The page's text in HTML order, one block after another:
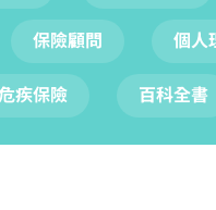
保險顧問 個人
疾保險 百科全書